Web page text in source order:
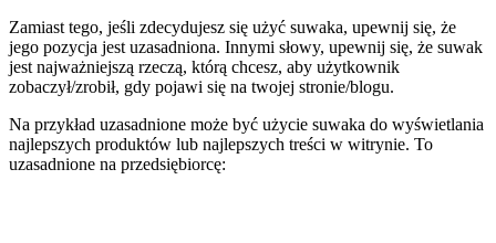
Zamiast tego, jeśli zdecydujesz się użyć suwaka, upewnij się, że
jego pozycja jest uzasadniona. Innymi słowy, upewnij się, że suwak
jest najważniejszą rzeczą, którą chcesz, aby użytkownik
zobaczył/zrobił, gdy pojawi się na twojej stronie/blogu.
Na przykład uzasadnione może być użycie suwaka do wyświetlania
najlepszych produktów lub najlepszych treści w witrynie. To
uzasadnione na przedsiębiorcę: